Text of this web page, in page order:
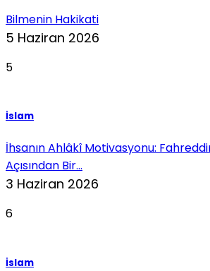
Bilmenin Hakikati
5 Haziran 2026
5
İslam
İhsanın Ahlâkî Motivasyonu:
Açısından Bir...
3 Haziran 2026
6
İslam